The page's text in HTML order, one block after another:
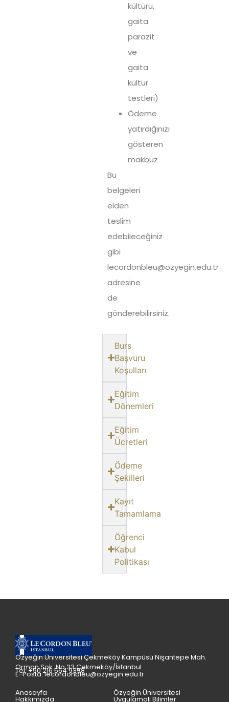
kültürü,
gaita
parazit
ve
gaita
kültür
testleri)
Ödeme
yatırdığınızı
gösteren
makbuz
Bu
belgeleri
elden
teslim
edebileceğiniz
gibi
lecordonbleu@ozyegin.edu.tr
adresine
de
gönderebilirsiniz.
Burs
Başvuru
Koşulları
Eğitim
Dönemleri
Eğitim
Ücretleri
Ödeme
Şekilleri
Kayıt
Tamamlama
Öğrenci
Kabul
Politikası
Özyeğin Üniversitesi Çekmeköy Kampüsü Nişantepe Mah.
Orman Sok. No:33 Çekmeköy/İstanbul
Tel: +90 216 564 9398
E-Posta: lecordonbleu@ozyegin.edu.tr
Anasayfa
Hakkımızda
Özyeğin Üniversitesi
Uygulamalı Bilimler